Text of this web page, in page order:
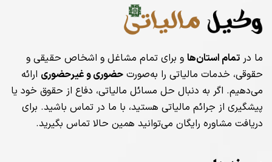
ما در تمام استان‌ها و برای تمام مشاغل و اشخاص حقیقی و
حقوقی، خدمات مالیاتی را به‌صورت حضوری و غیرحضوری ارائه
می‌دهیم. اگر به دنبال حل مسائل مالیاتی، دفاع از حقوق خود یا
پیشگیری از جرائم مالیاتی هستید، با ما در تماس باشید. برای
دریافت مشاوره رایگان می‌توانید همین حالا تماس بگیرید.